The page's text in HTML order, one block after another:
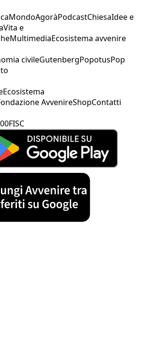
MondoAgoràPodcastChiesaIdee e
Vita e
MultimediaEcosistema avvenire
civileGutenbergPopotusPop
Ecosistema
AvvenireShopContatti
FISC